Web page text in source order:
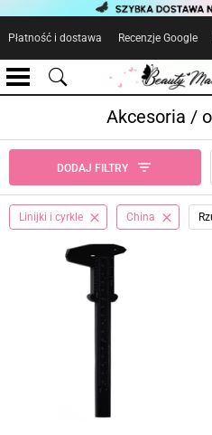
Płatność i dostawa Recenzje Google
Akcesoria /
DODAJ FILTRY
Linijki i cyrkle China